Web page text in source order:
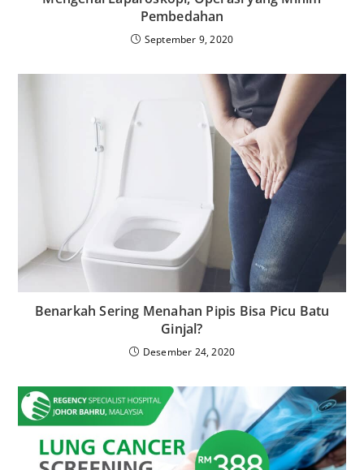
Pembedahan
September 9, 2020
Benarkah Sering Menahan Pipis Bisa Picu Batu
Ginjal?
Desember 24, 2020